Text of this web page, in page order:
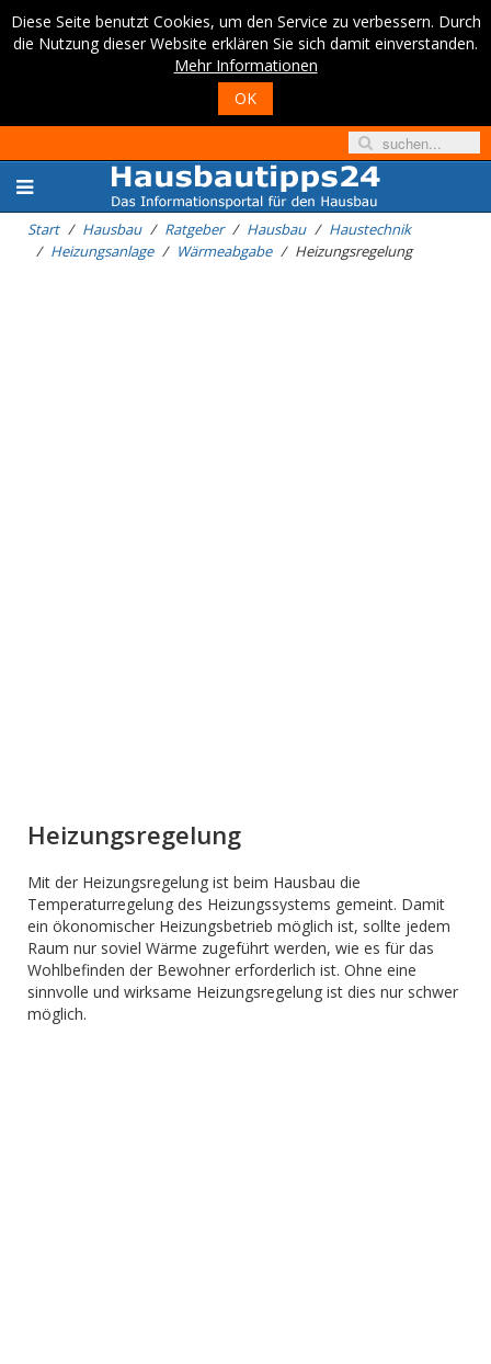
Diese Seite benutzt Cookies, um den Service zu verbessern. Durch
die Nutzung dieser Website erklären Sie sich damit einverstanden.
Mehr Informationen
OK
Start Hausbau Ratgeber Hausbau
Haustechnik
Heizungsanlage
Wärmeabgabe Heizungsregelung
Heizungsregelung
Mit der Heizungsregelung ist beim Hausbau die
Temperaturregelung des Heizungssystems gemeint. Damit
ein ökonomischer Heizungsbetrieb möglich ist, sollte jedem
Raum nur soviel Wärme zugeführt werden, wie es für das
Wohlbefinden der Bewohner erforderlich ist. Ohne eine
sinnvolle und wirksame Heizungsregelung ist dies nur schwer
möglich.